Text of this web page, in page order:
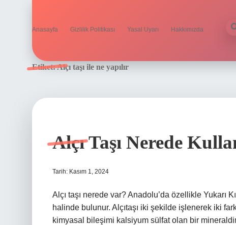
Anasayfa Gizlilik Politikası Yasal Uyarı Hakkımızda
Etiket:Alçı taşı ile ne yapılır
Alçı Taşı Nerede
Tarih: Kasım 1, 2024
Alçı taşı nerede var? Anadolu’da özellikle Yukarı
halinde bulunur. Alçıtaşı iki şekilde işlenerek iki
kimyasal bileşimi kalsiyum sülfat olan bir